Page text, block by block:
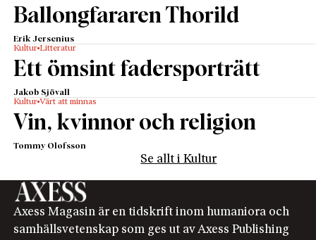
Ballongfararen Thorild
Erik Jersenius
Kultur Litteratur
Ett ömsint fadersporträtt
Jakob Sjövall
Kultur Värt att minnas
Vin, kvinnor och religion
Tommy Olofsson
Se allt i Kultur
Axess Magasin är en tidskrift inom humaniora och
samhällsvetenskap som ges ut av Axess Publishing